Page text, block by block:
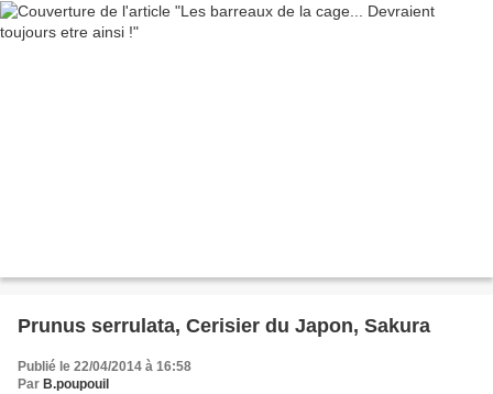
Prunus serrulata, Cerisier du Japon, Sakura
Publié le 22/04/2014 à 16:58
Par B.poupouil